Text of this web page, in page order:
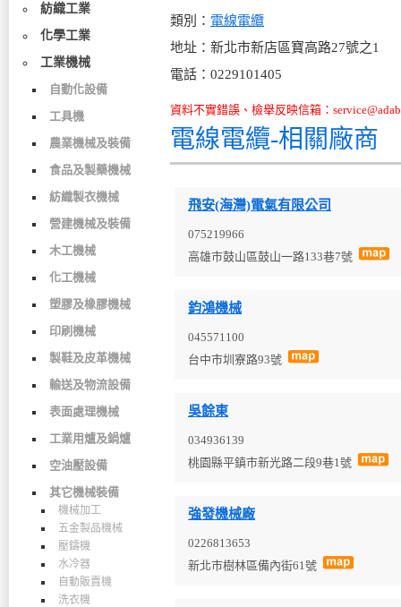
紡織工業
化學工業
工業機械
自動化設備
工具機
農業機械及裝備
食品及製藥機械
紡織製衣機械
營建機械及裝備
木工機械
化工機械
塑膠及橡膠機械
印刷機械
製鞋及皮革機械
輸送及物流設備
表面處理機械
工業用爐及鍋爐
空油壓設備
其它機械裝備
機械加工
五金製品機械
壓鑄機
水冷器
自動販賣機
洗衣機
類別： 電線電纜
地址：新北市新店區寶高路27號之1
電話：0229101405
資料不實錯誤、檢舉反映信箱：
電線電纜-相關廠商
飛安(海灣)電氣有限公司
075219966
高雄市鼓山區鼓山一路133巷7號
鈞鴻機械
045571100
台中市圳寮路93號
吳餘東
034936139
桃園縣平鎮市新光路二段9巷1號
強發機械廠
0226813653
新北市樹林區備內街61號